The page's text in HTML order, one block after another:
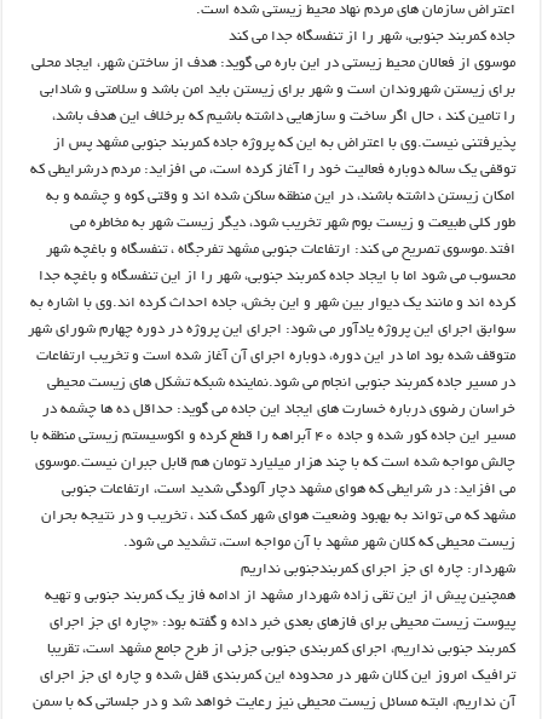
اعتراض سازمان های مردم نهاد محیط زیستی شده است.
جاده کمربند جنوبی، شهر را از تنفسگاه جدا می کند
موسوی از فعالان محیط زیستی در این باره می گوید: هدف از ساختن شهر، ایجاد محلی
برای زیستن شهروندان است و شهر برای زیستن باید امن باشد و سلامتی و شادابی
را تامین کند ، حال اگر ساخت و سازهایی داشته باشیم که برخلاف این هدف باشد،
پذیرفتنی نیست.وی با اعتراض به این که پروژه جاده کمربند جنوبی مشهد پس از
توقفی یک ساله دوباره فعالیت خود را آغاز کرده است، می افزاید: مردم درشرایطی که
امکان زیستن داشته باشند، در این منطقه ساکن شده اند و وقتی کوه و چشمه و به
طور کلی طبیعت و زیست بوم شهر تخریب شود، دیگر زیست شهر به مخاطره می
افتد.موسوی تصریح می کند: ارتفاعات جنوبی مشهد تفرجگاه ، تنفسگاه و باغچه شهر
محسوب می شود اما با ایجاد جاده کمربند جنوبی، شهر را از این تنفسگاه و باغچه جدا
کرده اند و مانند یک دیوار بین شهر و این بخش، جاده احداث کرده اند.وی با اشاره به
سوابق اجرای این پروژه یادآور می شود: اجرای این پروژه در دوره چهارم شورای شهر
متوقف شده بود اما در این دوره، دوباره اجرای آن آغاز شده است و تخریب ارتفاعات
در مسیر جاده کمربند جنوبی انجام می شود.نماینده شبکه تشکل های زیست محیطی
خراسان رضوی درباره خسارت های ایجاد این جاده می گوید: حداقل ده ها چشمه در
مسیر این جاده کور شده و جاده ۴۰ آبراهه را قطع کرده و اکوسیستم زیستی منطقه با
چالش مواجه شده است که با چند هزار میلیارد تومان هم قابل جبران نیست.موسوی
می افزاید: در شرایطی که هوای مشهد دچار آلودگی شدید است، ارتفاعات جنوبی
مشهد که می تواند به بهبود وضعیت هوای شهر کمک کند ، تخریب و در نتیجه بحران
زیست محیطی که کلان شهر مشهد با آن مواجه است، تشدید می شود.
شهردار: چاره ای جز اجرای کمربندجنوبی نداریم
همچنین پیش از این تقی زاده شهردار مشهد از ادامه فاز یک کمربند جنوبی و تهیه
پیوست زیست محیطی برای فازهای بعدی خبر داده و گفته بود: «چاره ای جز اجرای
کمربند جنوبی نداریم، اجرای کمربندی جنوبی جزئی از طرح جامع مشهد است، تقریبا
ترافیک امروز این کلان شهر در محدوده این کمربندی قفل شده و چاره ای جز اجرای
آن نداریم، البته مسائل زیست محیطی نیز رعایت خواهد شد و در جلساتی که با سمن